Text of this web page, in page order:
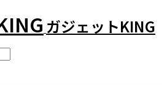
ガジェットKING